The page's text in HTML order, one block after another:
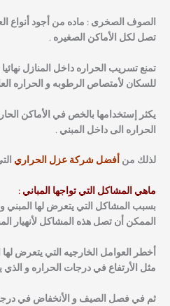
الصوف الصخرى : ماده من أجود أنواع
تصل لكل الأماكن الصغيره .
تمنع تسريب الحراره داخل المنازل
للسكان لأمتصاص الرطوبه و الحراره
يكثر إستخدامها بالخص في الأماكن
الحراره الى داخل المبني .
لذلك منأفضل شركة عزل الحراري
ماهي المشاكل التي تواجها المباني :
بسبب المشاكل التي يتعرض لها المبني
الممكن أن تصل هذه المشاكل لأنهيار
أخطر العوامل الخارجيه التي يتعرض
مثل الأرتفاع في درجات الحراره و الذي
ثم في فصل الصيف و الأنخفاض في